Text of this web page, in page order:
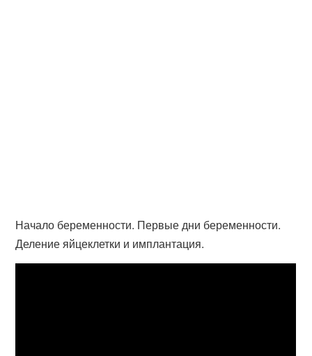
Начало беременности. Первые дни беременности.
Деление яйцеклетки и имплантация.